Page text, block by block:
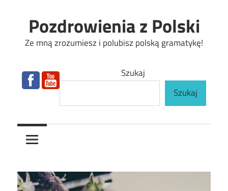
content
Pozdrowienia z Polski
Ze mną zrozumiesz i polubisz polską gramatykę!
Szukaj
Szukaj